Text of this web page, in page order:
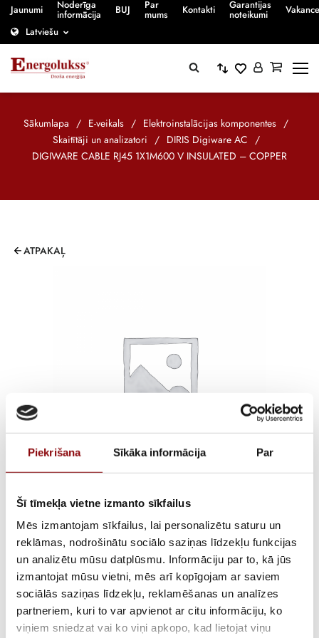
Piekrišana Sīkāka informācija Par
Šī tīmekļa vietne izmanto sīkfailus
Mēs izmantojam sīkfailus, lai personalizētu saturu un
reklāmas, nodrošinātu sociālo saziņas līdzekļu funkcijas
un analizētu mūsu datplūsmu. Informāciju par to, kā jūs
izmantojat mūsu vietni, mēs arī kopīgojam ar saviem
sociālās saziņas līdzekļu, reklamēšanas un analīzes
partneriem, kuri to var apvienot ar citu informāciju, ko
viņiem sniedzat vai ko viņi apkopo, kad lietojat viņu
Jaunumi Noderīga
informācija BUJ Par
mums Kontakti Garantijas
noteikumi
Latviešu
Sākumlapa / E-veikals / Elektroinstalācijas komponentes /
Skaitītāji un analizatori / DIRIS Digiware AC /
DIGIWARE CABLE RJ45 1X1M600 V INSULATED – COPPER
ATPAKAĻ
DIGIWARE CABLE RJ45
1X1M600 V INSULATED
– COPPER
€6,21
ar PVN